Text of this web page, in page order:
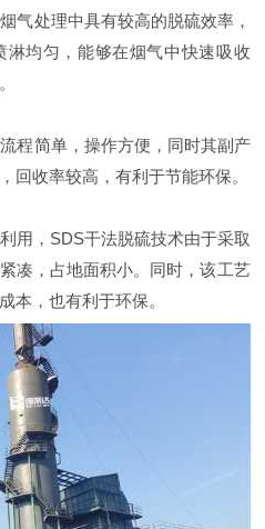
气处理中具有较高的脱硫效率，
均匀，能够在烟气中快速吸收
程简单，操作方便，同时其副产
回收率较高，有利于节能环保。
用，SDS干法脱硫技术由于采取
凑，占地面积小。同时，该工艺
本，也有利于环保。